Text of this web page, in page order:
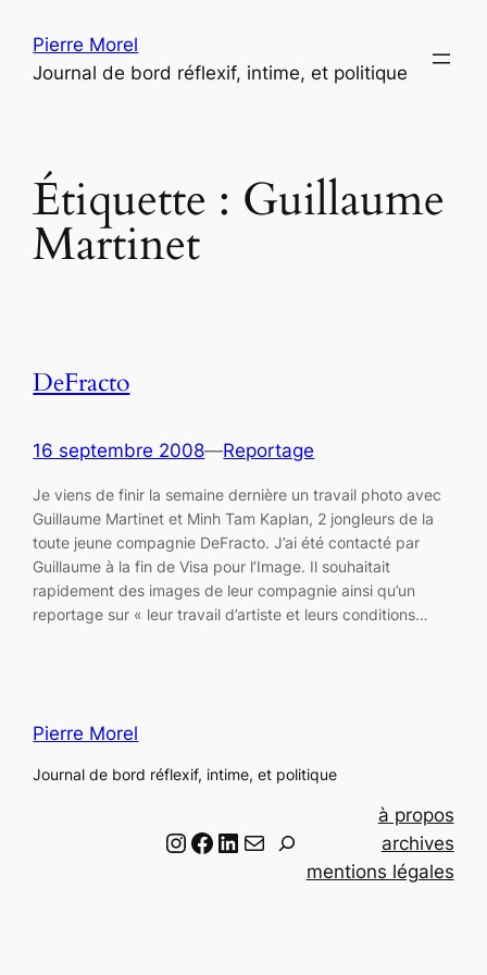
contenu
Pierre Morel
Journal de bord réflexif, intime, et politique
Étiquette : Guillaume
Martinet
DeFracto
16 septembre 2008—Reportage
Je viens de finir la semaine dernière un travail photo avec
Guillaume Martinet et Minh Tam Kaplan, 2 jongleurs de la
toute jeune compagnie DeFracto. J’ai été contacté par
Guillaume à la fin de Visa pour l’Image. Il souhaitait
rapidement des images de leur compagnie ainsi qu’un
reportage sur « leur travail d’artiste et leurs conditions…
Pierre Morel
Journal de bord réflexif, intime, et politique
Instagram Facebook LinkedIn Email
à propos
archives
mentions légales